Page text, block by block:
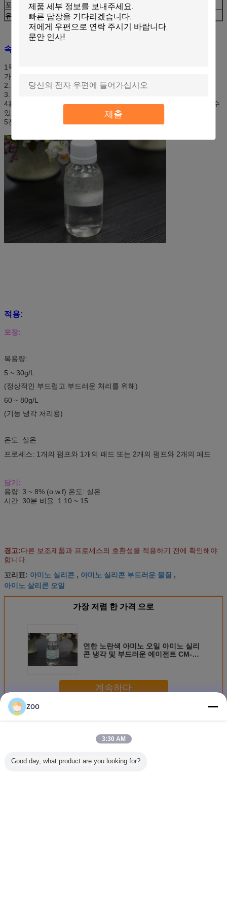
제출
포장
120kg의 플라스틱 드럼
유효기간
6개월, 시원하고 건조하고 그늘진 창고에 보관할 때
속성:
1목화, 목화/나일론, 목화/폴리에스터, 모델 및 혼합 직물
가장, 부드럽고 시원한 느낌.
2. 천의 흰색과 색상에 최소한의 영향을.
3. 직물의 꿰매기 및 회복 능력을 향상시킵니다.
4용량이 변경 될 때 일반 부드럽고 부드러운 마무리 물질을 사용할 수
있습니다.
5전해질 저항과 좋은 기계적 안정성
적용:
포장:
복용량:
5 ~ 30g/L
(정상적인 부드럽고 부드러운 처리를 위해)
60 ~ 80g/L
(기능 냉각 처리용)
온도: 실온
프로세스: 1개의 펌프와 1개의 패드 또는 2개의 펌프와 2개의 패드
담기:
용량: 3 ~ 8% (o.w.f) 온도: 실온
시간: 30분 비율: 1:10 ~ 15
경고:다른 보조제품과 프로세스의 호환성을 적용하기 전에 확인해야
합니다.
꼬리표: 아미노 실리콘 , 아미노 실리콘 부드러운 물질 ,
아미노 살리콘 오일
가장 저렴 한 가격 으로
연한 노란색 아미노 오일 아미노 실리
콘 냉각 및 부드러운 에이전트 CM-
계속하다
더 많은 것
zoo
3:30 AM
Good day, what product are you looking for?